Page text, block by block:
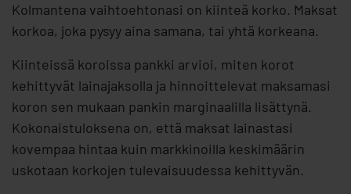
Kolmantena vaihtoehtonasi on kiinteä korko. Maksat
korkoa, joka pysyy aina samana, tai yhtä korkeana.
Kiinteissä koroissa pankki arvioi, miten korot
kehittyvät lainajaksolla ja hinnoittelevat maksamasi
koron sen mukaan pankin marginaalilla lisättynä.
Kokonaistuloksena on, että maksat lainastasi
kovempaa hintaa kuin markkinoilla keskimäärin
uskotaan korkojen tulevaisuudessa kehittyvän.